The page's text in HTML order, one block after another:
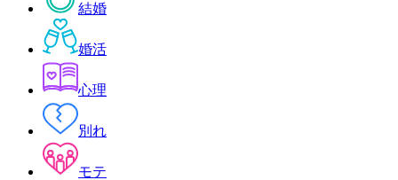
結婚
婚活
心理
別れ
モテ